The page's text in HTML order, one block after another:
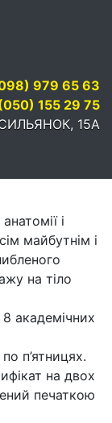
979 65 63
155 29 75
15А
і
майбутнім і
на тіло
академічних
п’ятницях.
на двох
печаткою